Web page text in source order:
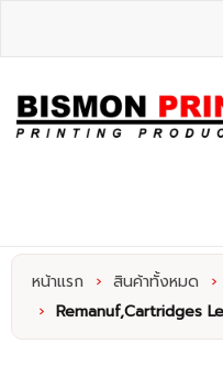
หน้าแรก › สินค้าทั้งหมด ›
› Remanuf,Cartridges